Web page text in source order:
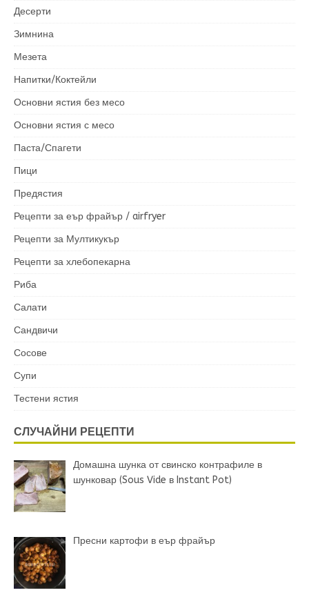
Десерти
Зимнина
Мезета
Напитки/Коктейли
Основни ястия без месо
Основни ястия с месо
Паста/Спагети
Пици
Предястия
Рецепти за еър фрайър / airfryer
Рецепти за Мултикукър
Рецепти за хлебопекарна
Риба
Салати
Сандвичи
Сосове
Супи
Тестени ястия
СЛУЧАЙНИ РЕЦЕПТИ
Домашна шунка от свинско контрафиле в
шунковар (Sous Vide в Instant Pot)
Пресни картофи в еър фрайър